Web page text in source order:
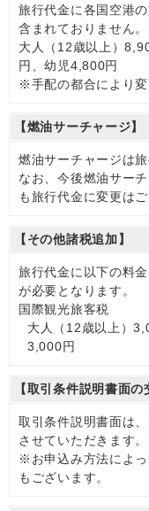
旅行代金に各国空港
含まれておりません
大人（12歳以上）
円、幼児4,800円
※手配の都合により変
【燃油サーチャージ】
燃油サーチャージは
なお、今後燃油サー
も旅行代金に変更はご
【その他諸税追加】
旅行代金に以下の料
が必要となります。
国際観光旅客税
大人（12歳以上）
3,000円
【取引条件説明書面の
取引条件説明書面は
させていただきます。
※お申込み方法によ
もございます。